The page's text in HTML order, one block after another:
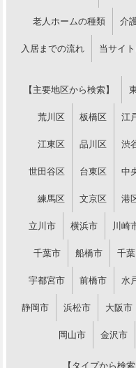
老人ホームの種類 介
入居までの流れ 当サイ
【主要地区から検索】
荒川区 板橋区 江
江東区 品川区 渋
世田谷区 台東区 中
練馬区 文京区 港
立川市 横浜市 川崎
千葉市 船橋市 千葉
宇都宮市 前橋市 水
静岡市 浜松市 大阪市
岡山市 金沢市
【タイプから検索